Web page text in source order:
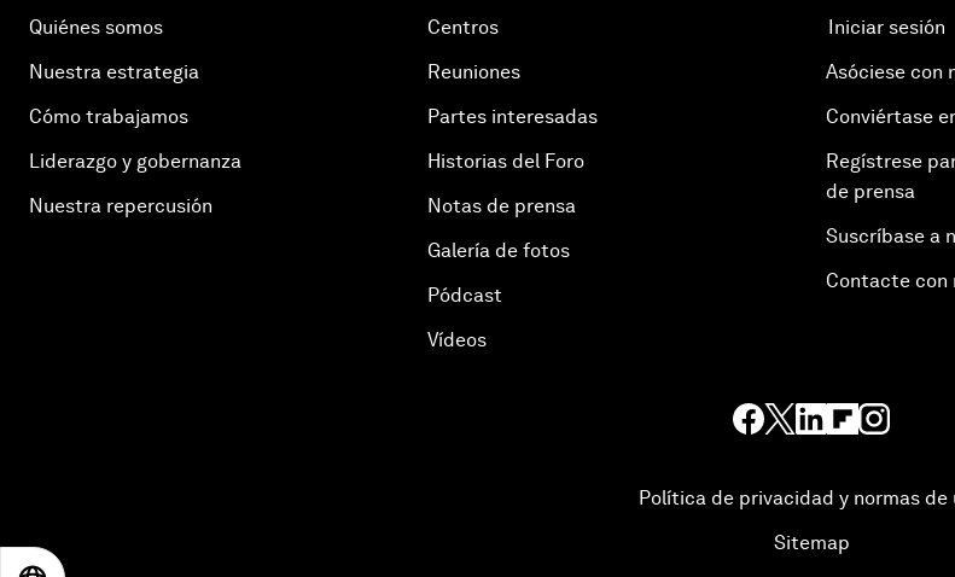
Quiénes somos
Nuestra estrategia
Cómo trabajamos
Liderazgo y gobernanza
Nuestra repercusión
Centros
Reuniones
Partes interesadas
Historias del Foro
Notas de prensa
Galería de fotos
Pódcast
Vídeos
Iniciar sesión
Asóciese con
Conviértase
Regístrese
de prensa
Suscríbase a
Contacte con
Política de privacidad y normas de
Sitemap